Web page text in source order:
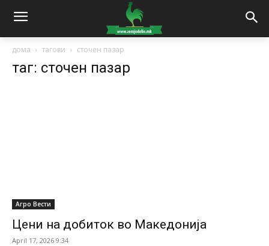
дома тагови сточен пазар
таг: сточен пазар
Агро Вести
Цени на добиток во Македонија
April 17, 2026 9:34